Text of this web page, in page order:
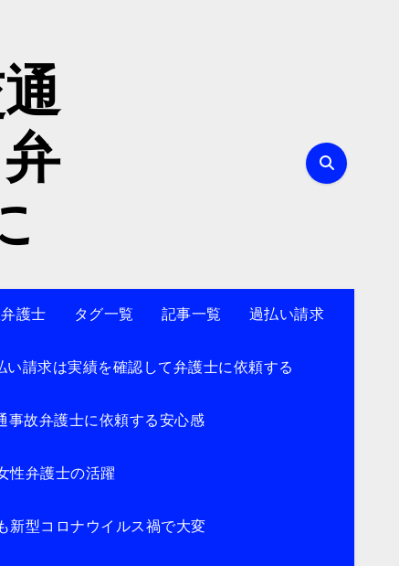
護士 タグ一覧 記事一覧 過払い請求
い請求は実績を確認して弁護士に依頼する
事故弁護士に依頼する安心感
性弁護士の活躍
新型コロナウイルス禍で大変